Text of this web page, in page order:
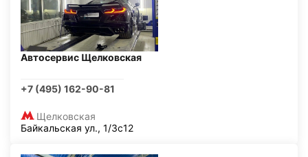
Автосервис Щелковская
+7 (495) 162-90-81
Щелковская
Байкальская ул., 1/3с12